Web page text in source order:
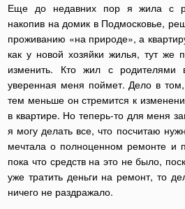
Еще до недавних пор я жила с
накопив на домик в Подмосковье,
проживанию «на природе», а
как у новой хозяйки жилья, тут же
изменить. Кто жил с родителями
уверенная меня поймет. Дело в
тем меньше он стремится к
в квартире. Но теперь-то для меня
я могу делать все, что посчитаю
мечтала о полноценном ремонте и
пока что средств на это не было,
уже тратить деньги на ремонт, то
ничего не раздражало.